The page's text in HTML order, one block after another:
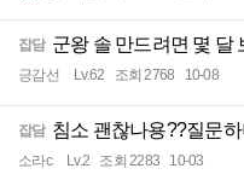
잡담 군왕 솔 만드려면 몇 달
긍감선 Lv.62 조회 2768 10-08
잡담 침소 괜찮나용??질문하
소라c Lv.2 조회 2283 10-03